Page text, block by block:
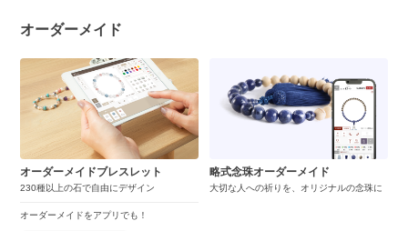
オーダーメイド
オーダーメイドブレスレット
230種以上の石で自由にデザイン
オーダーメイドをアプリでも！
略式念珠オーダーメイド
大切な人への祈りを、オリジナルの念珠に